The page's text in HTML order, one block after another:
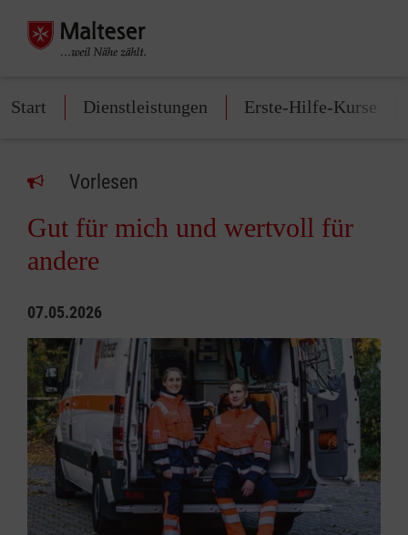
Start Dienstleistungen Erste-Hilfe-Kurse
Vorlesen
Gut für mich und wertvoll für
andere
07.05.2026